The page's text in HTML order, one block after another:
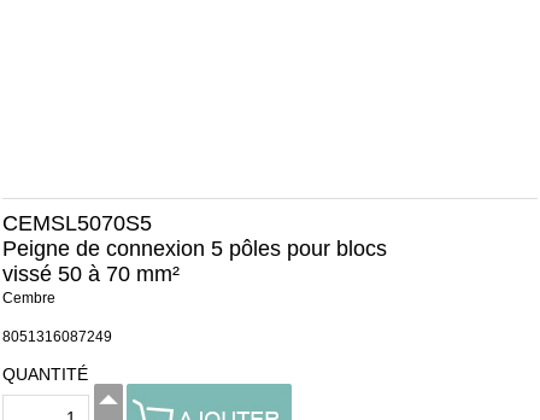
CEMSL5070S5
Peigne de connexion 5 pôles pour blocs
vissé 50 à 70 mm²
Cembre
8051316087249
QUANTITÉ